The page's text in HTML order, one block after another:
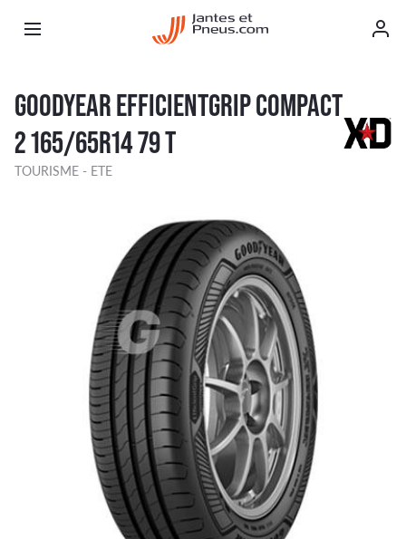
GOODYEAR EFFICIENTGRIP COMPACT
2 165/65R14 79 T
TOURISME - ETE